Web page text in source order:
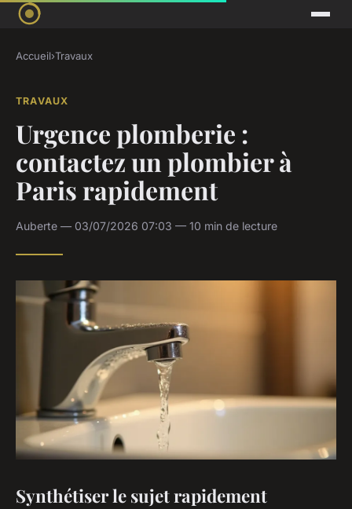
Accueil›Travaux
TRAVAUX
Urgence plomberie :
contactez un plombier à
Paris rapidement
Auberte — 03/07/2026 07:03 — 10 min de lecture
Synthétiser le sujet rapidement